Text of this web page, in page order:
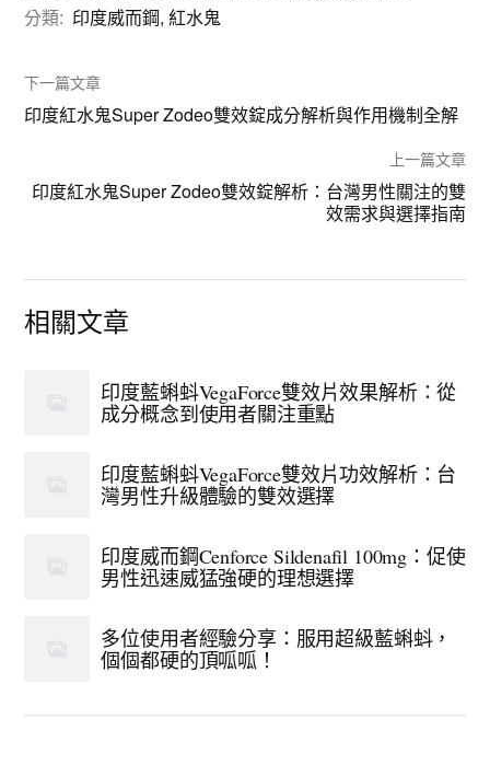
分類: 印度威而鋼,紅水鬼
下一篇文章
印度紅水鬼Super Zodeo雙效錠成分解析與作用機制全解
上一篇文章
印度紅水鬼Super Zodeo雙效錠解析：台灣男性關注的雙
效需求與選擇指南
相關文章
印度藍蝌蚪VegaForce雙效片效果解析：從
成分概念到使用者關注重點
印度藍蝌蚪VegaForce雙效片功效解析：台
灣男性升級體驗的雙效選擇
印度威而鋼Cenforce Sildenafil 100mg：促使
男性迅速威猛強硬的理想選擇
多位使用者經驗分享：服用超級藍蝌蚪，
個個都硬的頂呱呱！